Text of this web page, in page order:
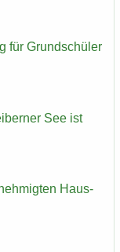
für Grund­schü­ler
See ist
Haus­